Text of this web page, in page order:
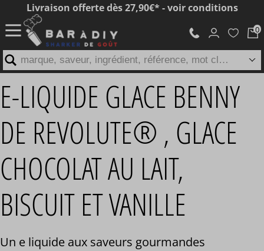
E-LIQUIDE GLACE BENNY
DE REVOLUTE® , GLACE
CHOCOLAT AU LAIT,
BISCUIT ET VANILLE
Un e liquide aux saveurs gourmandes
Livraison offerte dès 27,90€* - voir conditions
marque, saveur, ingrédient, référence, mot clé...